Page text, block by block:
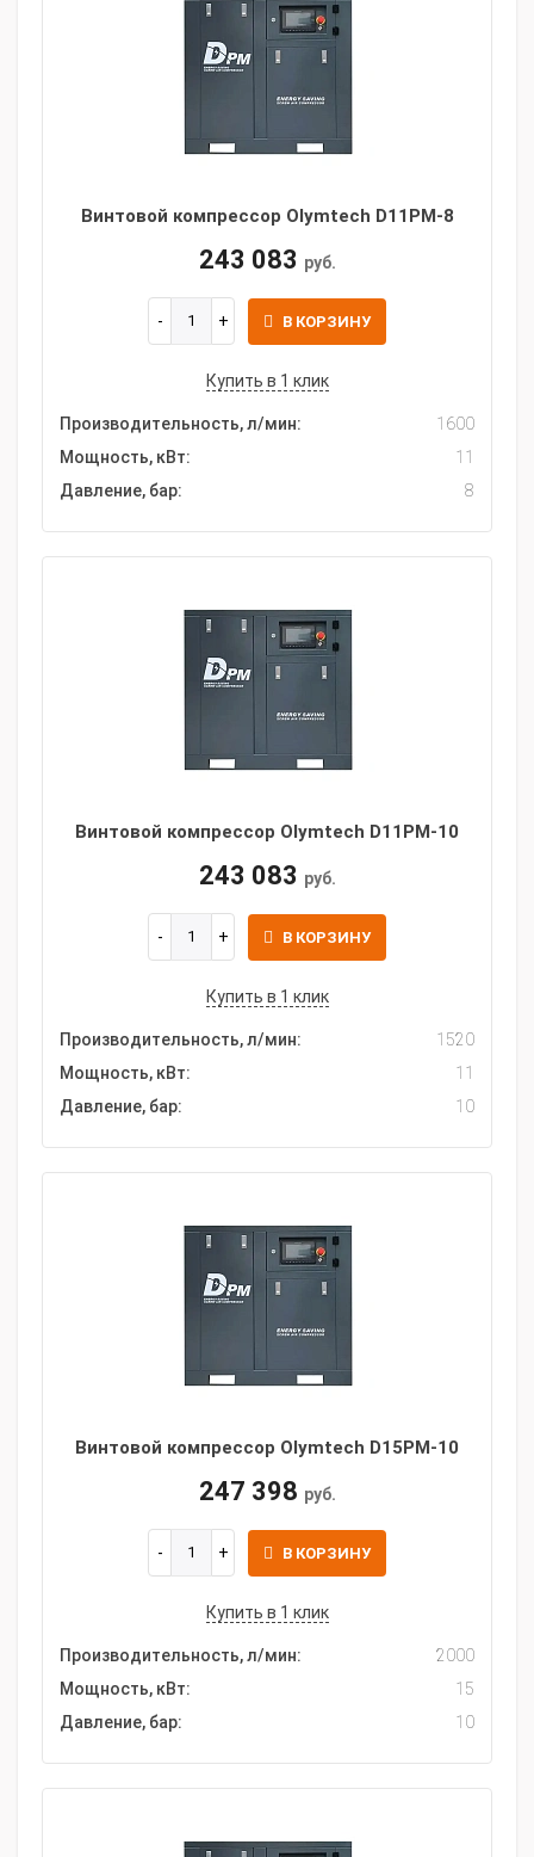
Винтовой компрессор Olymtech D11PM-8
243 083 руб.
В КОРЗИНУ
Купить в 1 клик
Производительность, л/мин:
1600
Мощность, кВт:
11
Давление, бар:
8
Винтовой компрессор Olymtech D11PM-10
243 083 руб.
В КОРЗИНУ
Купить в 1 клик
Производительность, л/мин:
1520
Мощность, кВт:
11
Давление, бар:
10
Винтовой компрессор Olymtech D15PM-10
247 398 руб.
В КОРЗИНУ
Купить в 1 клик
Производительность, л/мин:
2000
Мощность, кВт:
15
Давление, бар:
10